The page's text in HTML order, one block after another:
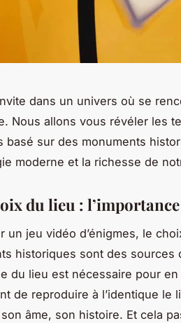
dans un univers où se
Nous allons vous révéler les
basé sur des monuments
moderne et la richesse de
du lieu :
un jeu vidéo d’énigmes, le
historiques sont des sources
du lieu est nécessaire pour
de reproduire à l’identique
âme, son histoire. Et cela